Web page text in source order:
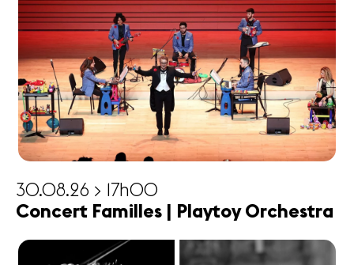
30.08.26 > 17h00
Concert Familles | Playtoy Orchestra